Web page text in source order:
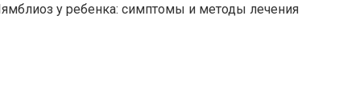
у ребенка: симптомы и методы лечения